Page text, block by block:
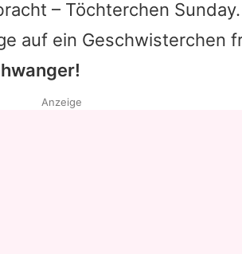
– Töchterchen
auf ein Geschwisterchen
Anzeige